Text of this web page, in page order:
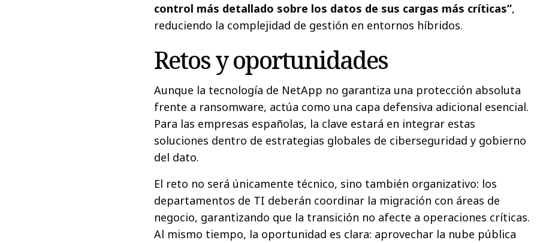
control más detallado sobre los datos de sus cargas más críticas”,
reduciendo la complejidad de gestión en entornos híbridos.
Retos y oportunidades
Aunque la tecnología de NetApp no garantiza una protección absoluta
frente a ransomware, actúa como una capa defensiva adicional esencial.
Para las empresas españolas, la clave estará en integrar estas
soluciones dentro de estrategias globales de ciberseguridad y gobierno
del dato.
El reto no será únicamente técnico, sino también organizativo: los
departamentos de TI deberán coordinar la migración con áreas de
negocio, garantizando que la transición no afecte a operaciones críticas.
Al mismo tiempo, la oportunidad es clara: aprovechar la nube pública